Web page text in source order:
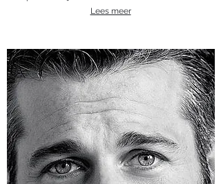
Lees meer